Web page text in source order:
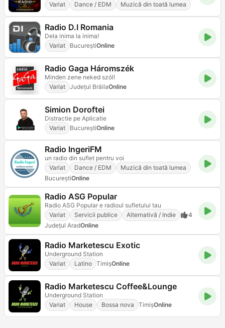
Variat
Dance / EDM Muzică din toată lumea
Radio D.I Romania
Dela inima la inima!
Variat
BucureştiOnline
Radio Gaga Háromszék
Minden zene neked szól!
Variat Județul BrăilaOnline
Simion Doroftei
Distractie pe Aplicatie
Variat
BucureştiOnline
Radio IngeriFM
un radio din suflet pentru voi
Variat
Dance / EDM
Muzică din toată lumea
BucureştiOnline
Radio ASG Popular
Radio ASG Popular e radioul sufletului tau
Variat
Servicii publice Alternativă / Indie
4
Județul AradOnline
Radio Marketescu Exotic
Underground Station
Variat
Latino TimișOnline
Radio Marketescu Coffee&Lounge
Underground Station
Variat
House Bossa nova TimișOnline